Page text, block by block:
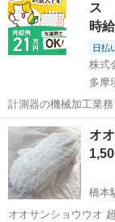
ればお気...
ス
時
日払
株式
多摩
計測器の機械加工業
い日勤×土日祝休み
り！働きやすい空調完備♪《東京
東京 町田市
オ
橋本
オオサンショウウオ 超BIGぬいぐるみ プライズ クローゼットっで保管